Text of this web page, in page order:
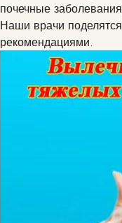
почечные
Наши врачи
рекомендациями.